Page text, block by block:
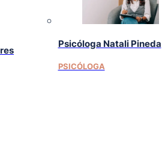
Psicóloga Natali Pineda
PSICÓLOGA